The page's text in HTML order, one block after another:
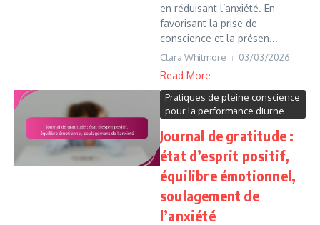
en réduisant l’anxiété. En
favorisant la prise de
conscience et la présen...
Clara Whitmore 03/03/2026
Read More
Pratiques de pleine conscience
pour la performance diurne
Journal de gratitude :
état d’esprit positif,
équilibre émotionnel,
soulagement de
l’anxiété